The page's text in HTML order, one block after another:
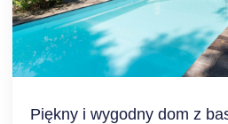
Piękny i wygodny dom z